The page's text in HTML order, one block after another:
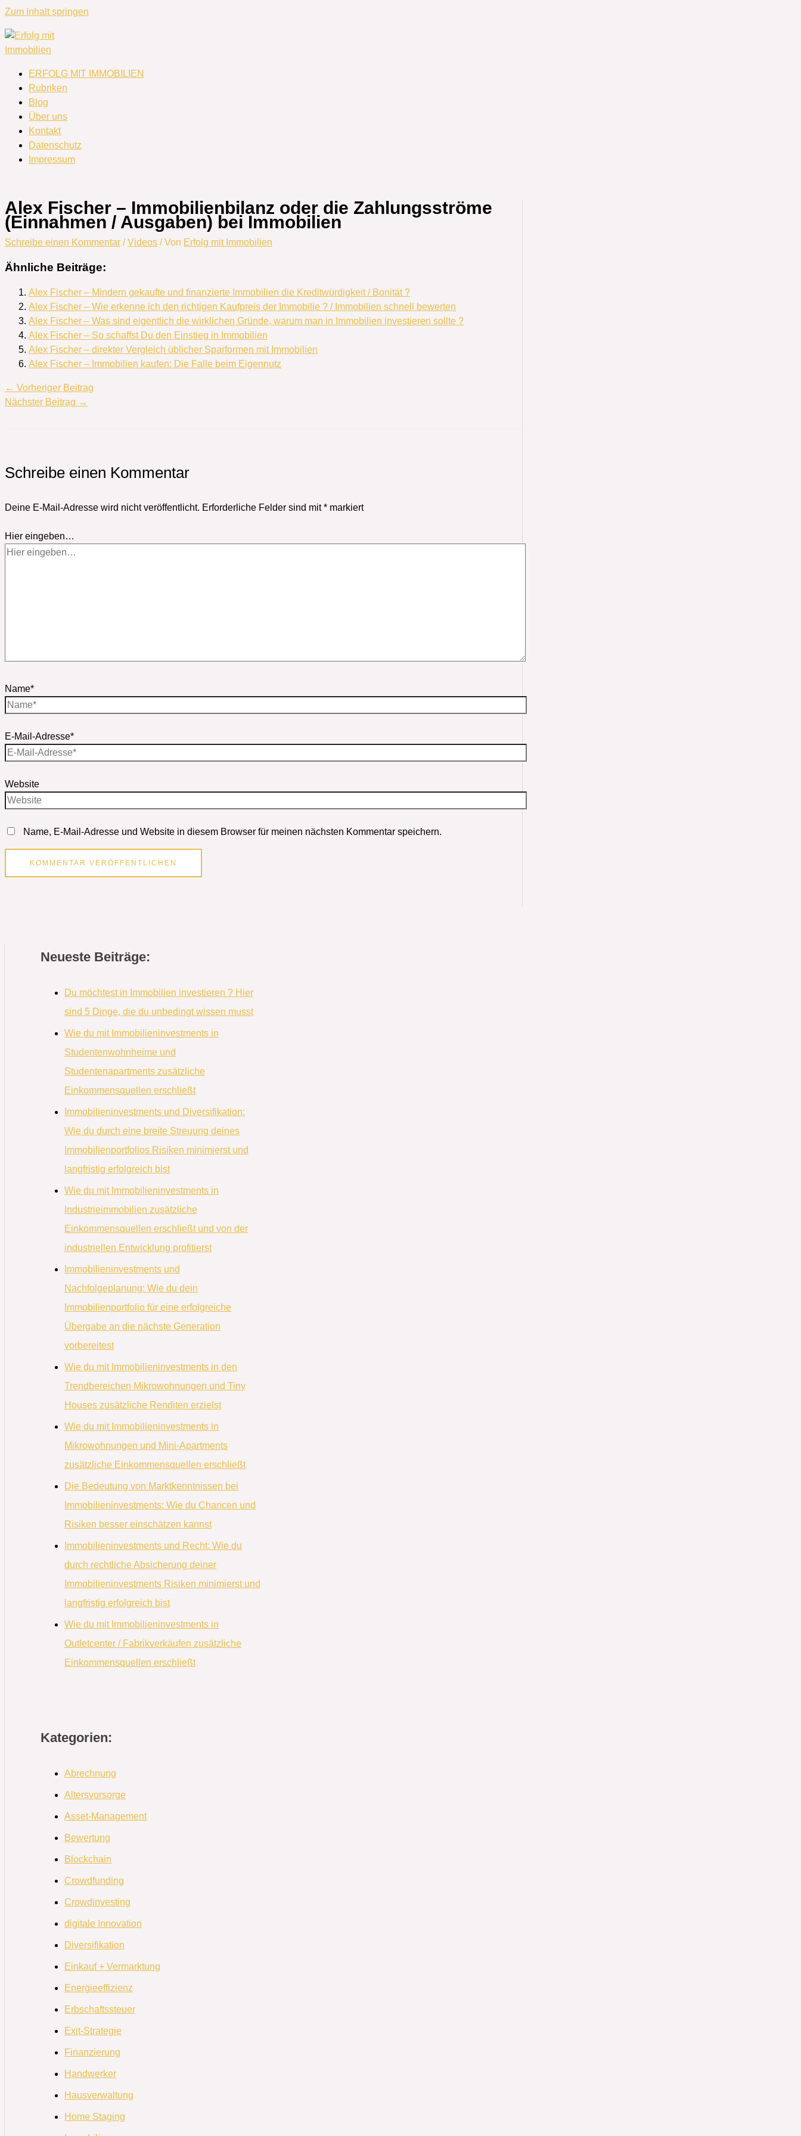
Zum Inhalt springen
ERFOLG MIT IMMOBILIEN
Rubriken
Blog
Über uns
Kontakt
Datenschutz
Impressum
Alex Fischer – Immobilienbilanz oder die Zahlungsströme
(Einnahmen / Ausgaben) bei Immobilien
Schreibe einen Kommentar /Videos / Von Erfolg mit Immobilien
Ähnliche Beiträge:
Alex Fischer – Mindern gekaufte und finanzierte Immobilien die Kreditwürdigkeit / Bonität ?
Alex Fischer – Wie erkenne ich den richtigen Kaufpreis der Immobilie ? / Immobilien schnell bewerten
Alex Fischer – Was sind eigentlich die wirklichen Gründe, warum man in Immobilien investieren sollte ?
Alex Fischer – So schaffst Du den Einstieg in Immobilien
Alex Fischer – direkter Vergleich üblicher Sparformen mit Immobilien
Alex Fischer – Immobilien kaufen: Die Falle beim Eigennutz
← Vorheriger Beitrag
Nächster Beitrag →
Schreibe einen Kommentar
Deine E-Mail-Adresse wird nicht veröffentlicht. Erforderliche Felder sind mit* markiert
Hier eingeben…
Name*
E-Mail-Adresse*
Website
Name, E-Mail-Adresse und Website in diesem Browser für meinen nächsten Kommentar speichern.
Neueste Beiträge:
Du möchtest in Immobilien investieren ? Hier
sind 5 Dinge, die du unbedingt wissen musst
Wie du mit Immobilieninvestments in
Studentenwohnheime und
Studentenapartments zusätzliche
Einkommensquellen erschließt
Immobilieninvestments und Diversifikation:
Wie du durch eine breite Streuung deines
Immobilienportfolios Risiken minimierst und
langfristig erfolgreich bist
Wie du mit Immobilieninvestments in
Industrieimmobilien zusätzliche
Einkommensquellen erschließt und von der
industriellen Entwicklung profitierst
Immobilieninvestments und
Nachfolgeplanung: Wie du dein
Immobilienportfolio für eine erfolgreiche
Übergabe an die nächste Generation
vorbereitest
Wie du mit Immobilieninvestments in den
Trendbereichen Mikrowohnungen und Tiny
Houses zusätzliche Renditen erzielst
Wie du mit Immobilieninvestments in
Mikrowohnungen und Mini-Apartments
zusätzliche Einkommensquellen erschließt
Die Bedeutung von Marktkenntnissen bei
Immobilieninvestments: Wie du Chancen und
Risiken besser einschätzen kannst
Immobilieninvestments und Recht: Wie du
durch rechtliche Absicherung deiner
Immobilieninvestments Risiken minimierst und
langfristig erfolgreich bist
Wie du mit Immobilieninvestments in
Outletcenter / Fabrikverkäufen zusätzliche
Einkommensquellen erschließt
Kategorien:
Abrechnung
Altersvorsorge
Asset-Management
Bewertung
Blockchain
Crowdfunding
Crowdinvesting
digitale Innovation
Diversifikation
Einkauf + Vermarktung
Energieeffizienz
Erbschaftssteuer
Exit-Strategie
Finanzierung
Handwerker
Hausverwaltung
Home Staging